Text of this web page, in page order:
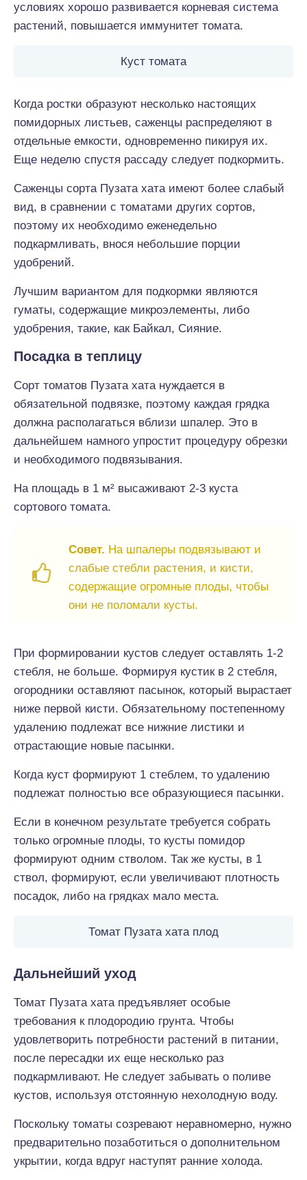
условиях хорошо развивается корневая система
растений, повышается иммунитет томата.
Куст томата
Когда ростки образуют несколько настоящих
помидорных листьев, саженцы распределяют в
отдельные емкости, одновременно пикируя их.
Еще неделю спустя рассаду следует подкормить.
Саженцы сорта Пузата хата имеют более слабый
вид, в сравнении с томатами других сортов,
поэтому их необходимо еженедельно
подкармливать, внося небольшие порции
удобрений.
Лучшим вариантом для подкормки являются
гуматы, содержащие микроэлементы, либо
удобрения, такие, как Байкал, Сияние.
Посадка в теплицу
Сорт томатов Пузата хата нуждается в
обязательной подвязке, поэтому каждая грядка
должна располагаться вблизи шпалер. Это в
дальнейшем намного упростит процедуру обрезки
и необходимого подвязывания.
На площадь в 1 м² высаживают 2-3 куста
сортового томата.
Совет. На шпалеры подвязывают и
слабые стебли растения, и кисти,
содержащие огромные плоды, чтобы
они не поломали кусты.
При формировании кустов следует оставлять 1-2
стебля, не больше. Формируя кустик в 2 стебля,
огородники оставляют пасынок, который вырастает
ниже первой кисти. Обязательному постепенному
удалению подлежат все нижние листики и
отрастающие новые пасынки.
Когда куст формируют 1 стеблем, то удалению
подлежат полностью все образующиеся пасынки.
Если в конечном результате требуется собрать
только огромные плоды, то кусты помидор
формируют одним стволом. Так же кусты, в 1
ствол, формируют, если увеличивают плотность
посадок, либо на грядках мало места.
Томат Пузата хата плод
Дальнейший уход
Томат Пузата хата предъявляет особые
требования к плодородию грунта. Чтобы
удовлетворить потребности растений в питании,
после пересадки их еще несколько раз
подкармливают. Не следует забывать о поливе
кустов, используя отстоянную нехолодную воду.
Поскольку томаты созревают неравномерно, нужно
предварительно позаботиться о дополнительном
укрытии, когда вдруг наступят ранние холода.